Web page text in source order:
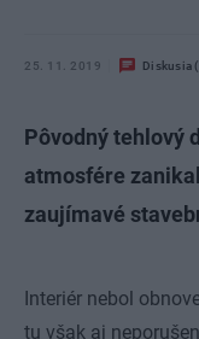
25. 11. 2019 Diskusia
Pôvodný tehlový
atmosfére
zaujímavé
Interiér nebol
tu však aj